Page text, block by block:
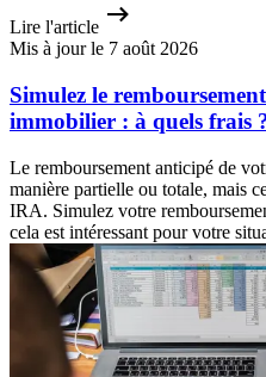
Lire l'article
Mis à jour le 7 août 2026
Simulez le
immobilier : à quels frais
Le remboursement anticipé de
manière partielle ou totale, mais
IRA. Simulez votre
cela est intéressant pour votre